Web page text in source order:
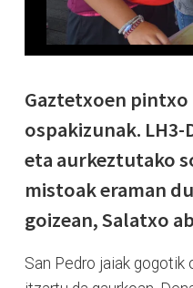
Gaztetxoen pintxo
ospakizunak.
eta aurkeztutako
mistoak eraman
goizean, Salatxo
San Pedro jaiak gogotik